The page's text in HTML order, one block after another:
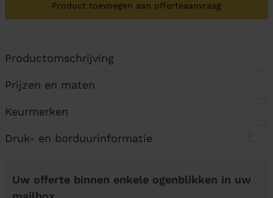
Product toevoegen aan offerteaanvraag
Productomschrijving
Prijzen en maten
Keurmerken
Druk- en borduurinformatie
Uw offerte binnen enkele ogenblikken in uw